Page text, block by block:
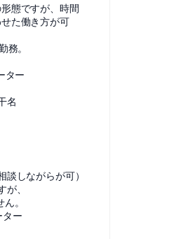
態ですが、時間
た働き方が可
。
ター
しながらが可）
、
。
ー